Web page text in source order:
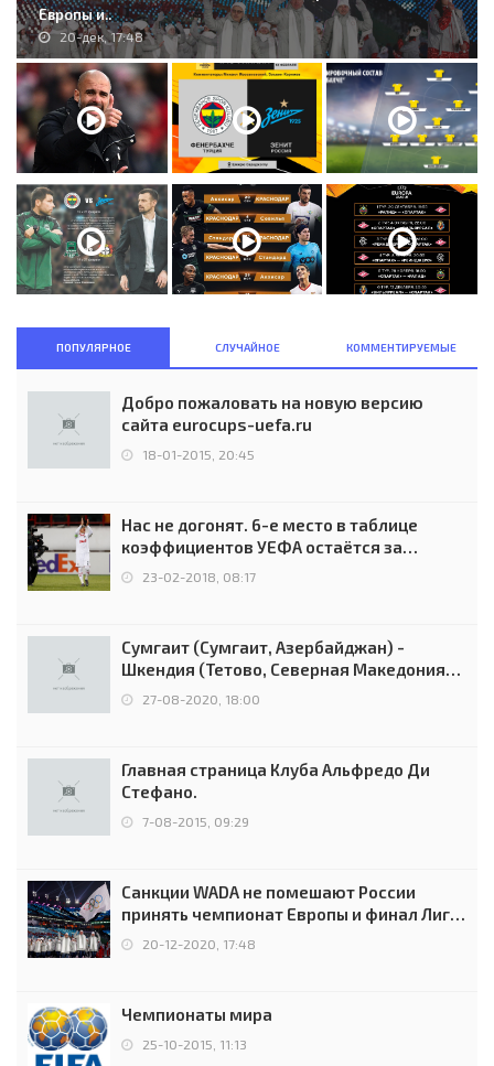
Европы и..
20-дек, 17:48
ПОПУЛЯРНОЕ СЛУЧАЙНОЕ КОММЕНТИРУЕМЫЕ
Добро пожаловать на новую версию
сайта eurocups-uefa.ru
18-01-2015, 20:45
Нас не догонят. 6-е место в таблице
коэффициентов УЕФА остаётся за
Россией
23-02-2018, 08:17
Сумгаит (Сумгаит, Азербайджан) -
Шкендия (Тетово, Северная Македония) -
0:2 (0:0)
27-08-2020, 18:00
Главная страница Клуба Альфредо Ди
Стефано.
7-08-2015, 09:29
Санкции WADA не помешают России
принять чемпионат Европы и финал Лиги
чемпионов.
20-12-2020, 17:48
Чемпионаты мира
25-10-2015, 11:13